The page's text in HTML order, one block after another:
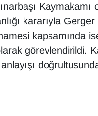
kararıyla
kapsamında
görevlendirildi.